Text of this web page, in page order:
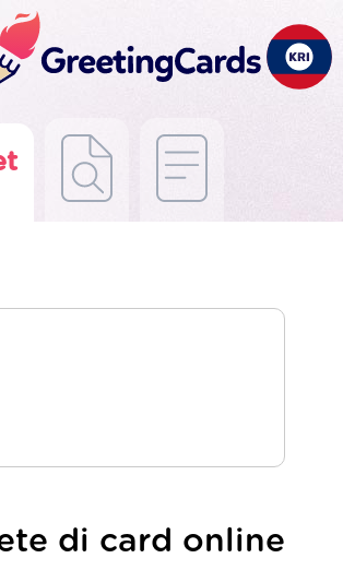
di card online